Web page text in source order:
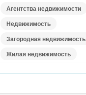
Агентства недвижимости
Недвижимость
Загородная недвижимость
Жилая недвижимость